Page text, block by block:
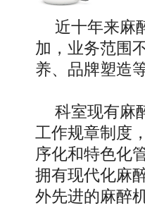
近十年来麻
加，业务范围
养、品牌塑造
科室现有麻
工作规章制度
序化和特色化
拥有现代化麻
外先进的麻醉